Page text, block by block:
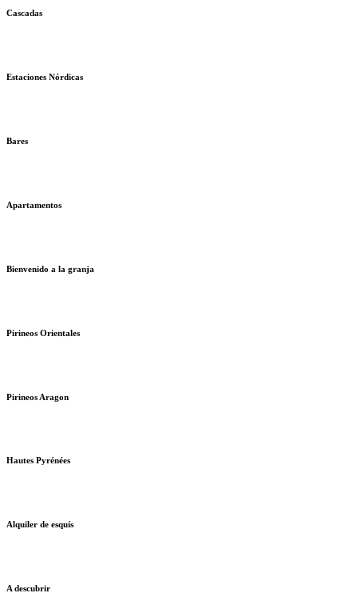
Cascadas
Estaciones Nórdicas
Bares
Apartamentos
Bienvenido a la granja
Pirineos Orientales
Pirineos Aragon
Hautes Pyrénées
Alquiler de esquís
A descubrir